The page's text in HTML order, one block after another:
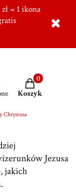
= 1 ikona
5000
grupy! ✖
Produkty w
Koszyk
Chrystusa
Jezusa
jakich